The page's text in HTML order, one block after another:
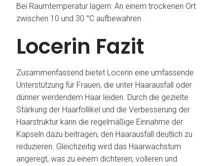
Bei Raumtemperatur lagern: An einem trockenen Ort
zwischen 10 und 30 °C aufbewahren.
Locerin Fazit
Zusammenfassend bietet Locerin eine umfassende
Unterstützung für Frauen, die unter Haarausfall oder
dünner werdendem Haar leiden. Durch die gezielte
Stärkung der Haarfollikel und die Verbesserung der
Haarstruktur kann die regelmäßige Einnahme der
Kapseln dazu beitragen, den Haarausfall deutlich zu
reduzieren. Gleichzeitig wird das Haarwachstum
angeregt, was zu einem dichteren, volleren und